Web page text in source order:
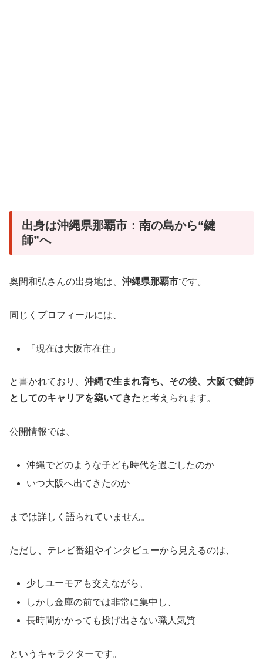
出身は沖縄県那覇市：南の島から“鍵
師”へ
奥間和弘さんの出身地は、 沖縄県那覇市です。
同じくプロフィールには、
「現在は大阪市在住」
と書かれており、 沖縄で生まれ育ち、その後、大阪で鍵師
としてのキャリアを築いてきたと考えられます。
公開情報では、
沖縄でどのような子ども時代を過ごしたのか
いつ大阪へ出てきたのか
までは詳しく語られていません。
ただし、テレビ番組やインタビューから見えるのは、
少しユーモアも交えながら、
しかし金庫の前では非常に集中し、
長時間かかっても投げ出さない職人気質
というキャラクターです。